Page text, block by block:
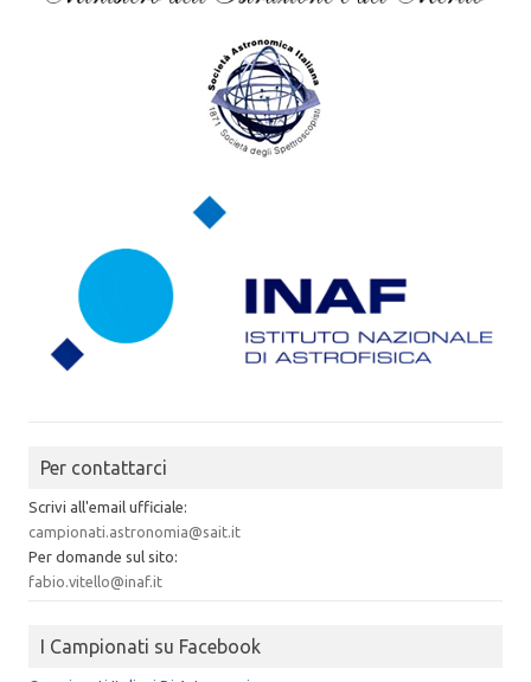
Per contattarci
Scrivi all'email ufficiale:
campionati.astronomia@sait.it
Per domande sul sito:
fabio.vitello@inaf.it
I Campionati su Facebook